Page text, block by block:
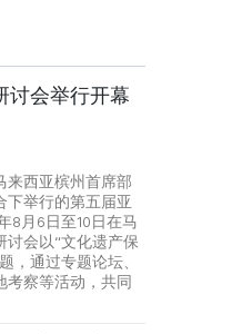
讨会举行开幕
来西亚槟州首席部
下举行的第五届亚
8月6日至10日在马
讨会以“文化遗产保
，通过专题论坛、
考察等活动，共同